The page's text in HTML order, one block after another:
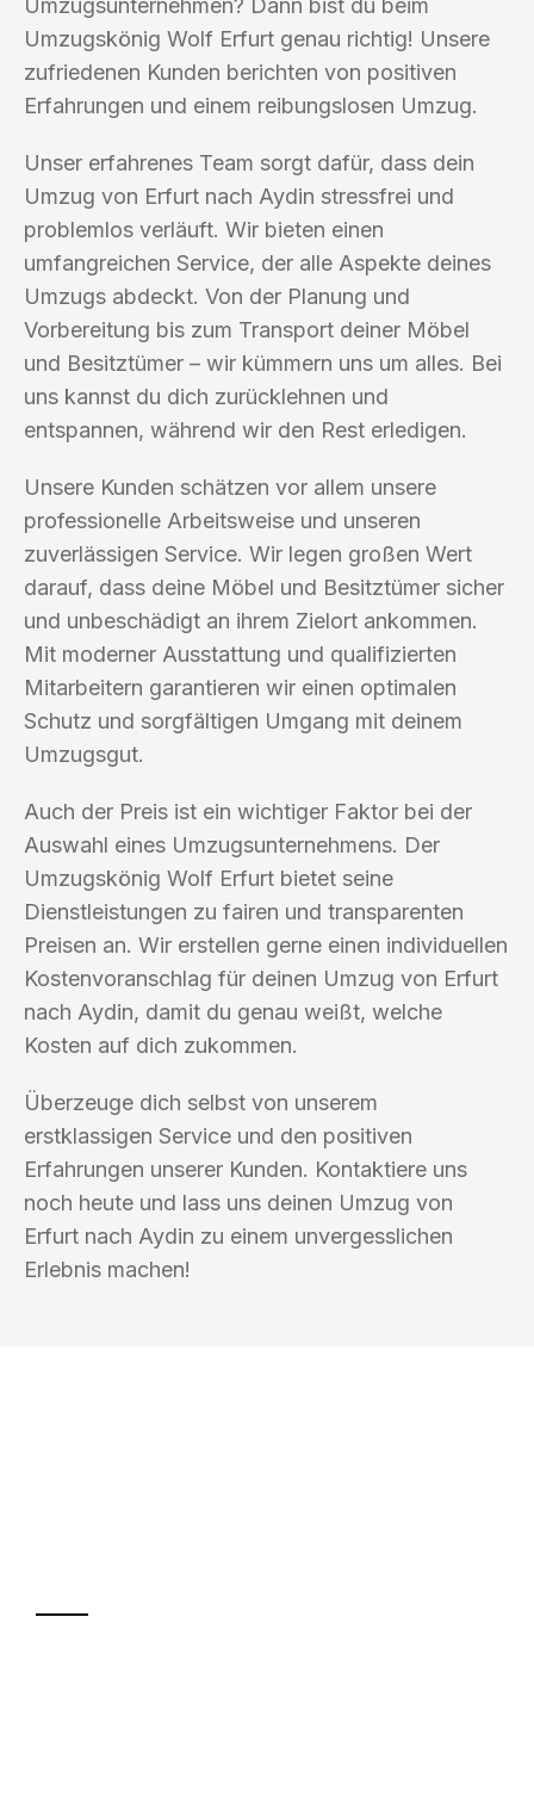
Umzugsunternehmen? Dann bist du beim
Umzugskönig Wolf Erfurt genau richtig! Unsere
zufriedenen Kunden berichten von positiven
Erfahrungen und einem reibungslosen Umzug.
Unser erfahrenes Team sorgt dafür, dass dein
Umzug von Erfurt nach Aydin stressfrei und
problemlos verläuft. Wir bieten einen
umfangreichen Service, der alle Aspekte deines
Umzugs abdeckt. Von der Planung und
Vorbereitung bis zum Transport deiner Möbel
und Besitztümer – wir kümmern uns um alles. Bei
uns kannst du dich zurücklehnen und
entspannen, während wir den Rest erledigen.
Unsere Kunden schätzen vor allem unsere
professionelle Arbeitsweise und unseren
zuverlässigen Service. Wir legen großen Wert
darauf, dass deine Möbel und Besitztümer sicher
und unbeschädigt an ihrem Zielort ankommen.
Mit moderner Ausstattung und qualifizierten
Mitarbeitern garantieren wir einen optimalen
Schutz und sorgfältigen Umgang mit deinem
Umzugsgut.
Auch der Preis ist ein wichtiger Faktor bei der
Auswahl eines Umzugsunternehmens. Der
Umzugskönig Wolf Erfurt bietet seine
Dienstleistungen zu fairen und transparenten
Preisen an. Wir erstellen gerne einen individuellen
Kostenvoranschlag für deinen Umzug von Erfurt
nach Aydin, damit du genau weißt, welche
Kosten auf dich zukommen.
Überzeuge dich selbst von unserem
erstklassigen Service und den positiven
Erfahrungen unserer Kunden. Kontaktiere uns
noch heute und lass uns deinen Umzug von
Erfurt nach Aydin zu einem unvergesslichen
Erlebnis machen!